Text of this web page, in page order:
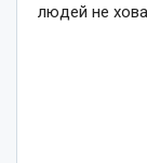
людей не